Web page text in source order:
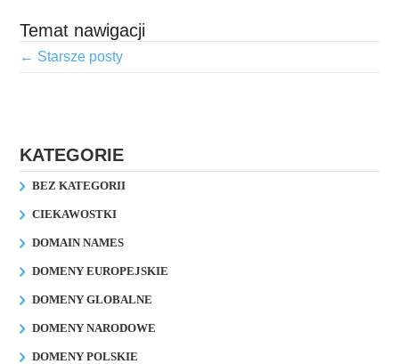
Temat nawigacji
← Starsze posty
KATEGORIE
BEZ KATEGORII
CIEKAWOSTKI
DOMAIN NAMES
DOMENY EUROPEJSKIE
DOMENY GLOBALNE
DOMENY NARODOWE
DOMENY POLSKIE